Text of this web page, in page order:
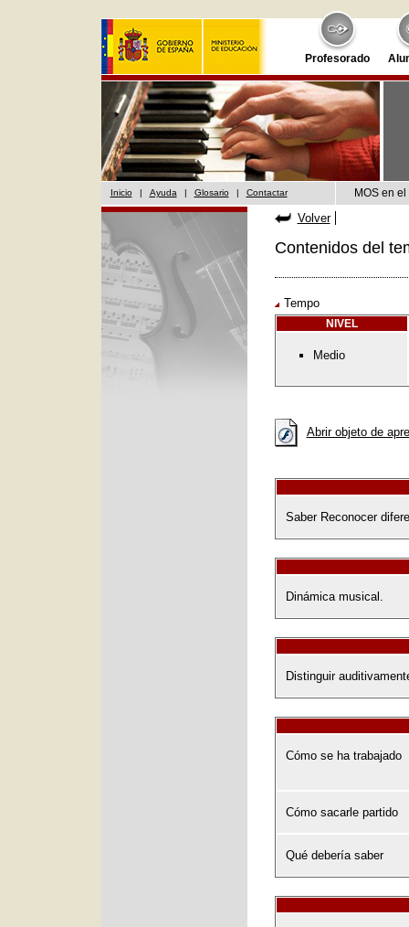
Profesorado
Inicio | Ayuda | Glosario | Contactar MOS en
Volver
Contenidos del
Tempo
NIVEL
Medio
Abrir objeto de
Saber Reconocer
Dinámica musical.
Distinguir
Cómo se ha trabajado
Cómo sacarle partido
Qué debería saber